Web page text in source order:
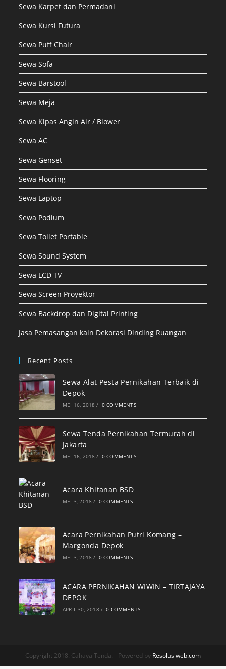
Sewa Karpet dan Permadani
Sewa Kursi Futura
Sewa Puff Chair
Sewa Sofa
Sewa Barstool
Sewa Meja
Sewa Kipas Angin Air / Blower
Sewa AC
Sewa Genset
Sewa Flooring
Sewa Laptop
Sewa Podium
Sewa Toilet Portable
Sewa Sound System
Sewa LCD TV
Sewa Screen Proyektor
Sewa Backdrop dan Digital Printing
Jasa Pemasangan kain Dekorasi Dinding Ruangan
Recent Posts
Sewa Alat Pesta Pernikahan Terbaik di
Depok
MEI 16, 2018 / 0 COMMENTS
Sewa Tenda Pernikahan Termurah di
Jakarta
MEI 16, 2018 / 0 COMMENTS
Acara Khitanan BSD
MEI 3, 2018 / 0 COMMENTS
Acara Pernikahan Putri Komang –
Margonda Depok
MEI 3, 2018 / 0 COMMENTS
ACARA PERNIKAHAN WIWIN – TIRTAJAYA
DEPOK
APRIL 30, 2018 / 0 COMMENTS
Copyright 2018. Cahaya Tenda. - Powered by Resolusiweb.com